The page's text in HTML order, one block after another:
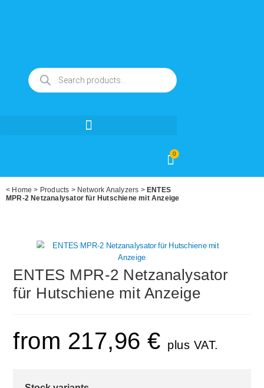
0
< Home > Products > Network Analyzers > ENTES
MPR-2 Netzanalysator für Hutschiene mit Anzeige
ENTES MPR-2 Netzanalysator
für Hutschiene mit Anzeige
from 217,96€ plus VAT.